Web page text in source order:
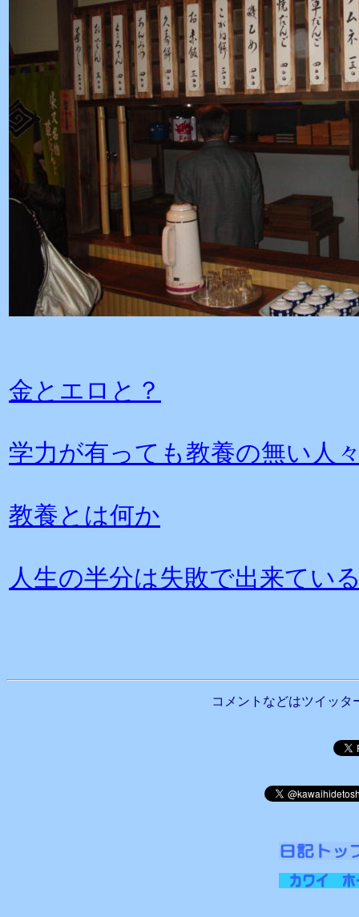
金とエロと？
学力が有っても教養の無い人
教養とは何か
人生の半分は失敗で出来てい
コメントなどはツイッタ